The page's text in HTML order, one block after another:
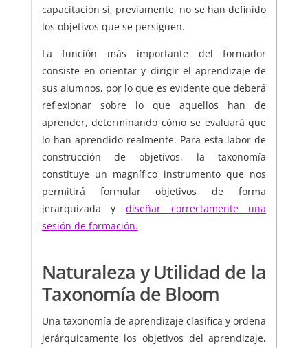
capacitación si, previamente, no se han definido
los objetivos que se persiguen.
La función más importante del formador
consiste en orientar y dirigir el aprendizaje de
sus alumnos, por lo que es evidente que deberá
reflexionar sobre lo que aquellos han de
aprender, determinando cómo se evaluará que
lo han aprendido realmente. Para esta labor de
construcción de objetivos, la taxonomía
constituye un magnífico instrumento que nos
permitirá formular objetivos de forma
jerarquizada y diseñar correctamente una
sesión de formación.
Naturaleza y Utilidad de la
Taxonomía de Bloom
Una taxonomía de aprendizaje clasifica y ordena
jerárquicamente los objetivos del aprendizaje,